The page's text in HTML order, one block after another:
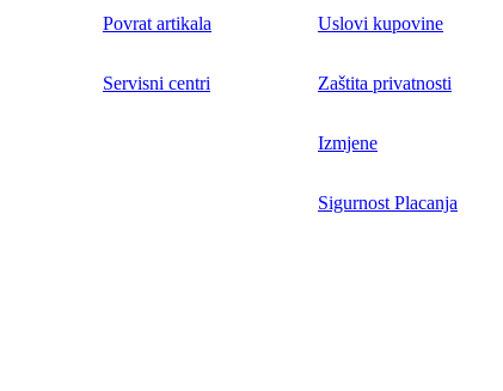
Povrat artikala
Servisni centri
Uslovi kupovine
Zaštita privatnosti
Izmjene
Sigurnost Placanja